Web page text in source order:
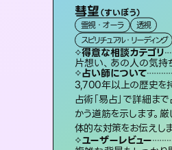
彗望（すいぼう）
霊視・オーラ
透視
スピリチュアル・リーディング
得意な相談カテゴリ
片想い、あの人の気持
占い師について
3,700年以上の歴史を
占術「易占」で詳細ま
かう道筋を示します。
体的な対策をお伝えしま
ユーザーレビュー
おう 霊感オ
霊視・オーラ
オラクルカード
得意な相談カテ
恋愛総合、あの
占い師について
霊視×オラクルカー
「未来」そして「
ち」まで丁寧に読
ントを優しく引き出し
ユーザーレビュー
桃源珠羽
霊視・オーラ
スピリチュアル・リ
得意な相談
片想い、あの
占い師につ
恋愛のお悩み
係」の相談を得
恋人未満なお
寧に読み解き恋
ユーザーレビ
鑑定していただ
動すると仲が復
セラピ
霊視・オーラ
スピリチュ
得意な
片想い、二
占い師に
連絡再開、復縁、成就などの報告実績多数。セラピストとして2万超
ユーザーレ
とても心温ま
らは何も言っ
未来
霊視・オ
スピリチ
得意
出逢い
占い師
未来には
ます。不
たの素敵
選択できる
ユーザーレ
職場の人の
本当によく
アイ
西洋占
ルーン
得意
恋愛総
占い
復縁、
思い、
いこと
紐解き、背
ユーザー
安心感のあ
さない鑑